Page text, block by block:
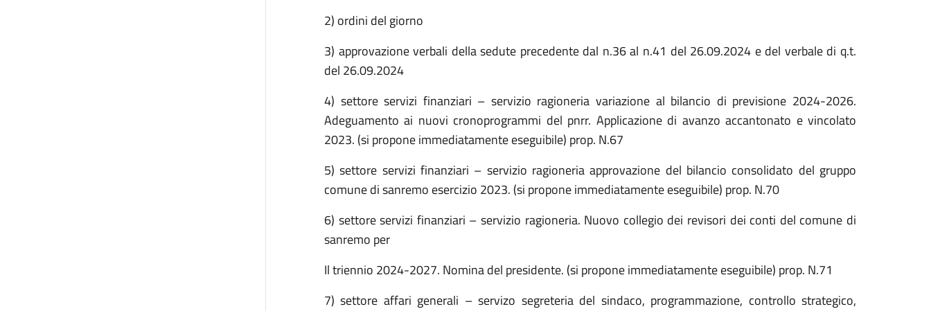
2) ordini del giorno
3) approvazione verbali della sedute precedente dal n.36 al n.41 del 26.09.2024 e del verbale di q.t.
del 26.09.2024
4) settore servizi finanziari – servizio ragioneria variazione al bilancio di previsione 2024-2026.
Adeguamento ai nuovi cronoprogrammi del pnrr. Applicazione di avanzo accantonato e vincolato
2023. (si propone immediatamente eseguibile) prop. N.67
5) settore servizi finanziari – servizio ragioneria approvazione del bilancio consolidato del gruppo
comune di sanremo esercizio 2023. (si propone immediatamente eseguibile) prop. N.70
6) settore servizi finanziari – servizio ragioneria. Nuovo collegio dei revisori dei conti del comune di
sanremo per
Il triennio 2024-2027. Nomina del presidente. (si propone immediatamente eseguibile) prop. N.71
7) settore affari generali – servizo segreteria del sindaco, programmazione, controllo strategico,